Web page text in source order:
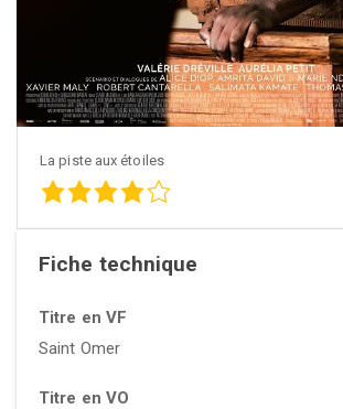
La piste aux étoiles
Fiche technique
Titre en VF
Saint Omer
Titre en VO